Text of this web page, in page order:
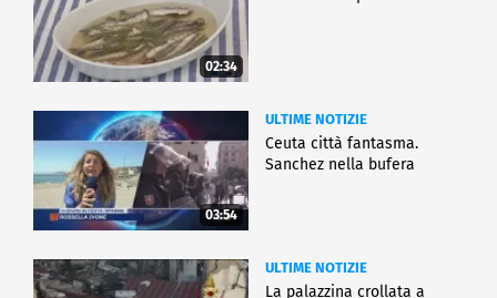
02:34
03:54
ULTIME NOTIZIE
Ceuta città fantasma.
Sanchez nella bufera
ULTIME NOTIZIE
La palazzina crollata a